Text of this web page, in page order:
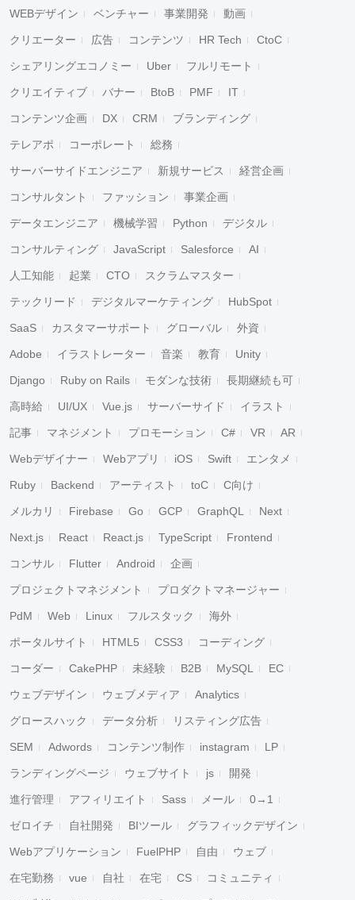
WEBデザイン ベンチャー 事業開発 動画
クリエーター 広告 コンテンツ HR Tech CtoC
シェアリングエコノミー Uber フルリモート
クリエイティブ バナー BtoB PMF IT
コンテンツ企画 DX CRM ブランディング
テレアポ コーポレート 総務
サーバーサイドエンジニア 新規サービス 経営企画
コンサルタント ファッション 事業企画
データエンジニア 機械学習 Python デジタル
コンサルティング JavaScript Salesforce AI
人工知能 起業 CTO スクラムマスター
テックリード デジタルマーケティング HubSpot
SaaS カスタマーサポート グローバル 外資
Adobe イラストレーター 音楽 教育 Unity
Django Ruby on Rails モダンな技術 長期継続も可
高時給 UI/UX Vue.js サーバーサイド イラスト
記事 マネジメント プロモーション C# VR AR
Webデザイナー Webアプリ iOS Swift エンタメ
Ruby Backend アーティスト toC C向け
メルカリ Firebase Go GCP GraphQL Next
Next.js React React.js TypeScript Frontend
コンサル Flutter Android 企画
プロジェクトマネジメント プロダクトマネージャー
PdM Web Linux フルスタック 海外
ポータルサイト HTML5 CSS3 コーディング
コーダー CakePHP 未経験 B2B MySQL EC
ウェブデザイン ウェブメディア Analytics
グロースハック データ分析 リスティング広告
SEM Adwords コンテンツ制作 instagram LP
ランディングページ ウェブサイト js 開発
進行管理 アフィリエイト Sass メール 0→1
ゼロイチ 自社開発 BIツール グラフィックデザイン
Webアプリケーション FuelPHP 自由 ウェブ
在宅勤務 vue 自社 在宅 CS コミュニティ